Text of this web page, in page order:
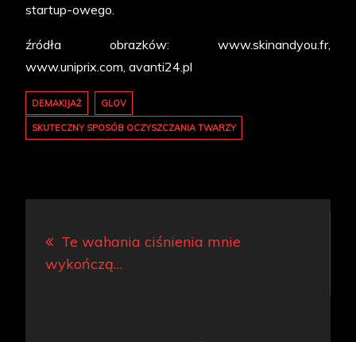
startup-owego.
źródła obrazków: www.skinandyou.fr,
www.uniprix.com, avanti24.pl
DEMAKIJAŻ GLOV
SKUTECZNY SPOSÓB OCZYSZCZANIA TWARZY
wpisu
Te wahania ciśnienia mnie
wykończą…